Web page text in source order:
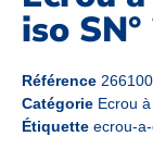
iso
Référence
Catégorie Ecrou
Étiquette ecrou-